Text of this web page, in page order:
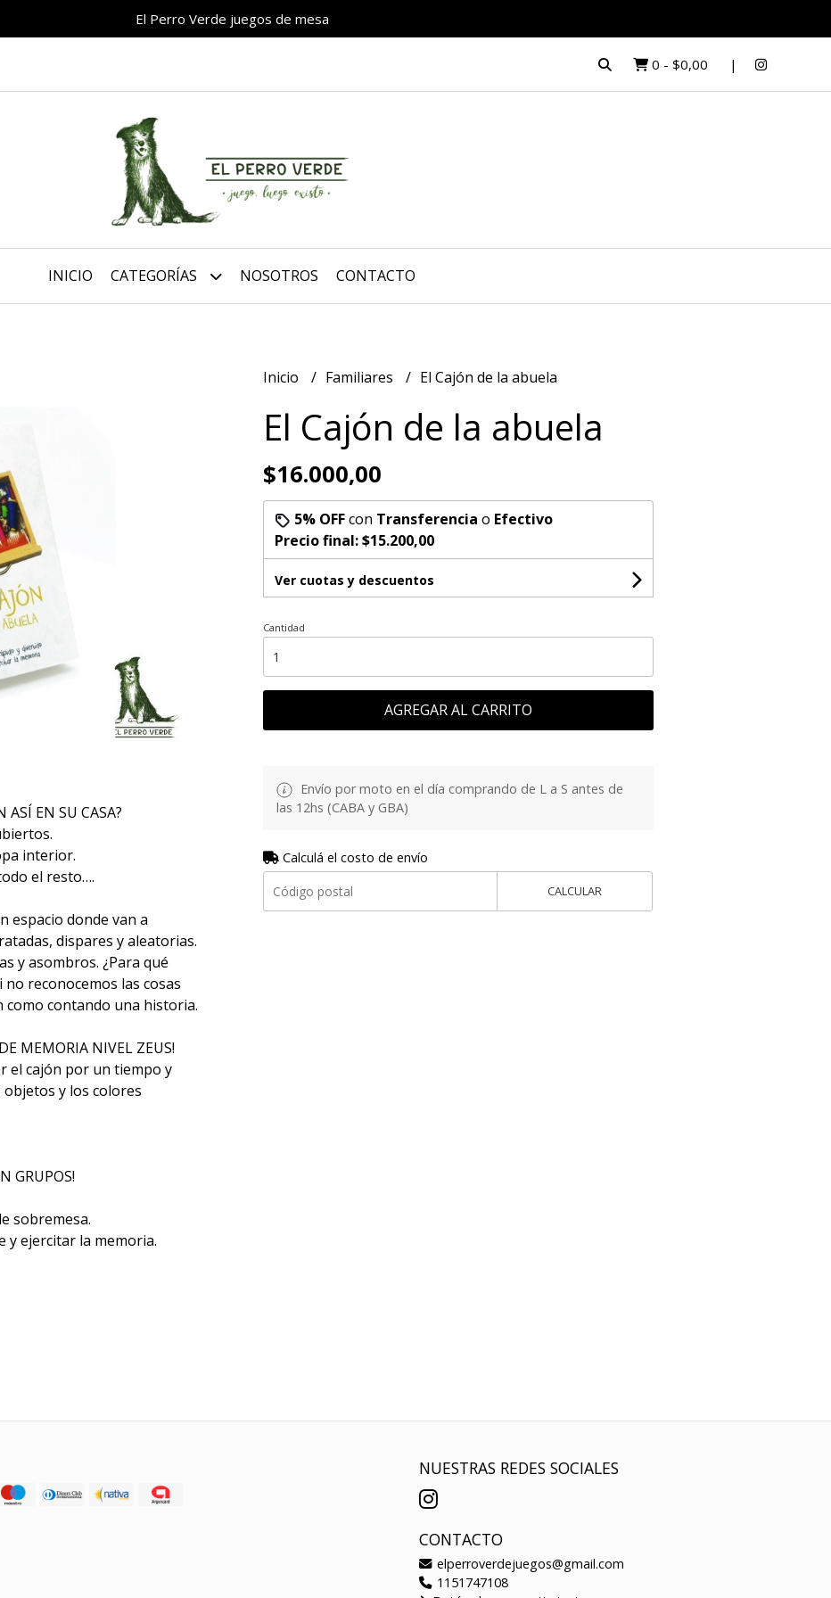
El Perro Verde juegos de mesa
0 - $0,00
INICIO CATEGORÍAS NOSOTROS CONTACTO
EN SU CASA?
interior.
el resto….
espacio donde van a
dispares y aleatorias.
y asombros. ¿Para qué
no reconocemos las cosas
como contando una historia.
MEMORIA NIVEL ZEUS!
el cajón por un tiempo y
y los colores
GRUPOS!
sobremesa.
y ejercitar la memoria.
Inicio Familiares El Cajón de la abuela
El Cajón de la abuela
$16.000,00
5% OFFcon Transferencia o Efectivo
Precio final:$15.200,00
Ver cuotas y descuentos
Cantidad
AGREGAR AL CARRITO
Envío por moto en el día comprando de L a S antes de
las 12hs (CABA y GBA)
Calculá el costo de envío
CALCULAR
NUESTRAS REDES SOCIALES
CONTACTO
elperroverdejuegos@gmail.com
1151747108